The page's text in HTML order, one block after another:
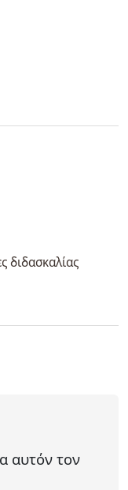
διδασκαλίας
αυτόν τον